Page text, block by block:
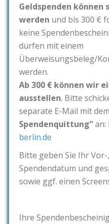
Geldspenden
werden und bis 300 €
keine
dürfen mit einem
Überweisungsbeleg/
werden.
Ab 300 € können wir
ausstellen. Bitte
separate E-Mail mit dem
Spendenquittung”an:
berlin.de
Bitte geben Sie Ihr
Spendendatum und
sowie ggf. einen
Ihre